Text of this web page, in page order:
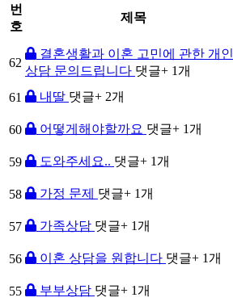
번
호
제목
62
결혼생활과 이혼 고민에 관한 개인
상담 문의드립니다 댓글+ 1개
61
내딸 댓글+ 2개
60
어떻게해야할까요 댓글+ 1개
59
도와주세요.. 댓글+ 1개
58
가정 문제 댓글+ 1개
57
가족상담 댓글+ 1개
56
이혼 상담을 원합니다 댓글+ 1개
55
부부상담 댓글+ 1개